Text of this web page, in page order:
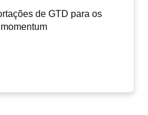
de GTD para os